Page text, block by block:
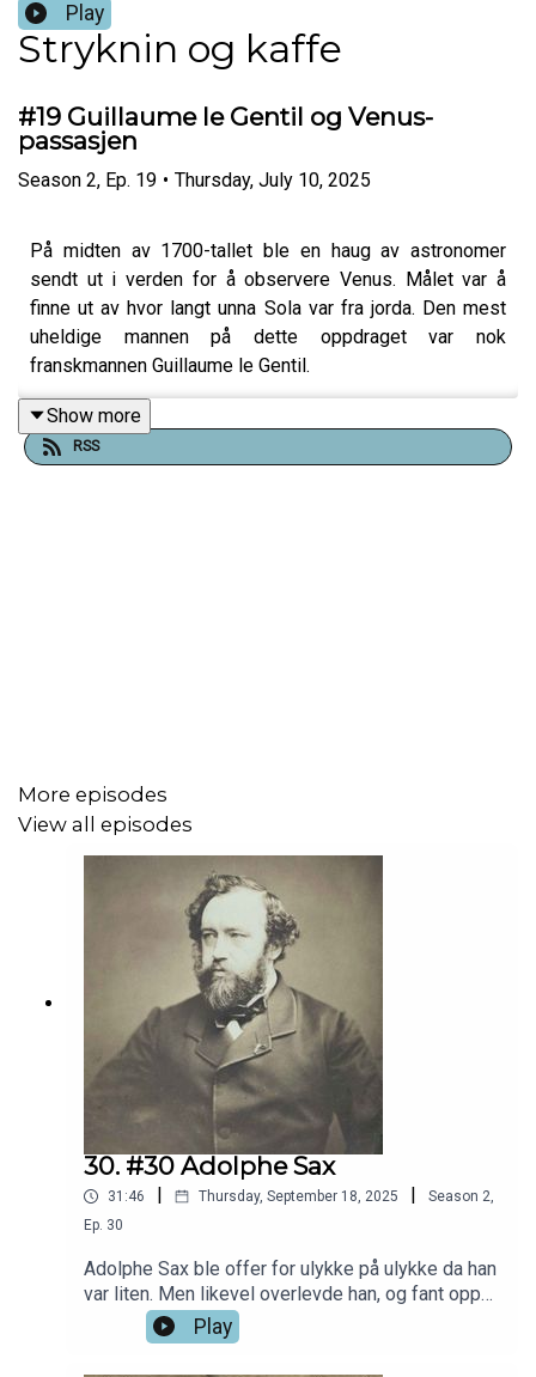
Play
Stryknin og kaffe
#19 Guillaume le Gentil og Venus-
passasjen
Season 2, Ep. 19 • Thursday, July 10, 2025
På midten av 1700-tallet ble en haug av astronomer
sendt ut i verden for å observere Venus. Målet var å
finne ut av hvor langt unna Sola var fra jorda. Den mest
uheldige mannen på dette oppdraget var nok
franskmannen Guillaume le Gentil.
Show more
RSS
More episodes
View all episodes
30. #30 Adolphe Sax
31:46 Thursday, September 18, 2025 Season 2,
Ep. 30
Adolphe Sax ble offer for ulykke på ulykke da han
var liten. Men likevel overlevde han, og fant opp
et instrument. Det enorme våpenet han skulle
finne opp, gikk det verre med.
Play